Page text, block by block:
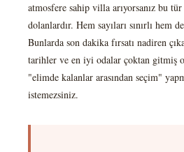
atmosfere sahip villa arıyorsanız bu
dolanlardır. Hem sayıları sınırlı hem
Bunlarda son dakika fırsatı nadiren
tarihler ve en iyi odalar çoktan gitmiş
"elimde kalanlar arasından seçim"
istemezsiniz.